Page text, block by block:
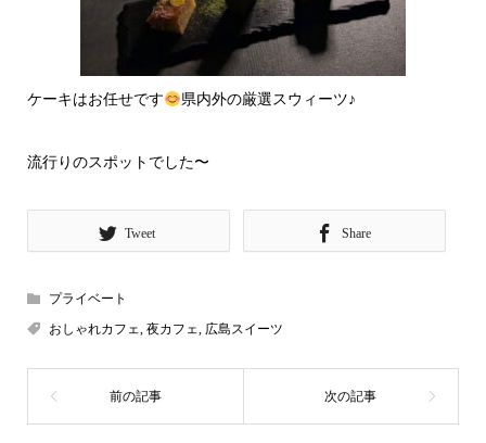
ケーキはお任せです 県内外の厳選スウィーツ♪
流行りのスポットでした〜
Tweet Share
プライベート
おしゃれカフェ, 夜カフェ, 広島スイーツ